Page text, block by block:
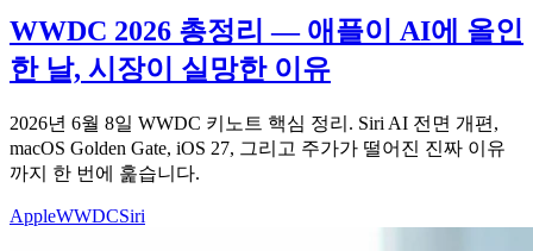
WWDC 2026 총정리 — 애플이 AI에 올인
한 날, 시장이 실망한 이유
2026년 6월 8일 WWDC 키노트 핵심 정리. Siri AI 전면 개편,
macOS Golden Gate, iOS 27, 그리고 주가가 떨어진 진짜 이유
까지 한 번에 훑습니다.
AppleWWDCSiri